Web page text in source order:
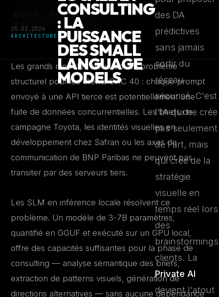
ANDY LECHAPELIER —
NEURAL ARCHIVES
←
15.01.2026
ARCHITECTURE
CONSULTING
: LA
PUISSANCE
DES SMALL
LANGUAGE
MODELS
des DA
prédictives
sans jamais
sortir du
réseau
sécurisé. C'est
l'IA qui ne crée
pas seulement
de l'art, mais
qui crée de la
stratégie
visuelle en
temps réel lors
des
brainstormings
clients. La
Private AI
devient l'atout
Les grands modèles cloud ont un problème
structurel pour les clients CAC 40 : chaque prompt
envoyé à une API tierce est potentiellement une
fuite de données concurrentielles. Les briefs de
campagne Toyota, les identités visuelles en
développement chez Safran ou les axes de
communication de BNP Paribas ne peuvent pas
transiter par des serveurs tiers.
Les SLM en inférence locale résolvent ce
problème. Un modèle de 3-7B paramètres,
quantifié en GGUF et exécuté sur un GPU local,
offre des capacités suffisantes pour la phase de
consulting — analyse sémantique des briefs,
extraction de patterns visuels, génération de
directions alternatives — sans aucune dépendance